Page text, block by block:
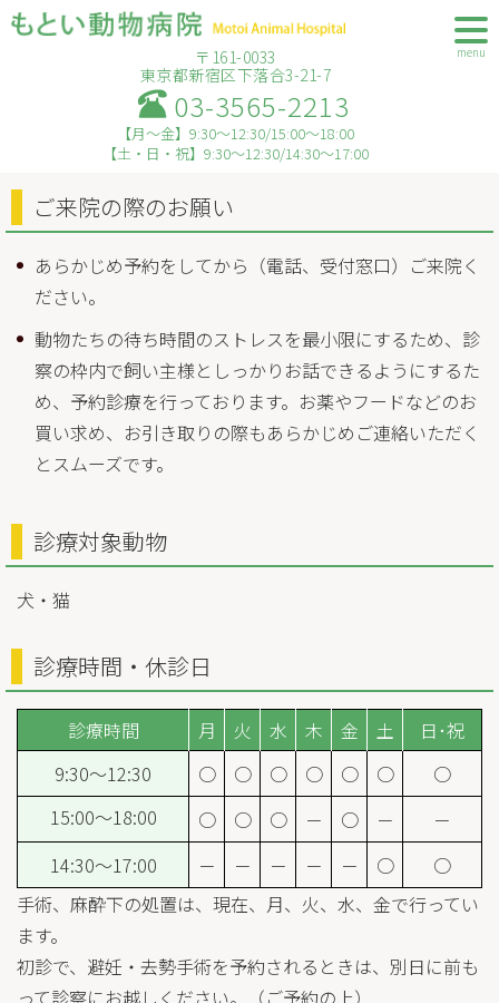
menu
〒161-0033
東京都新宿区下落合3-21-7
03-3565-2213
【月～金】9:30～12:30/15:00～18:00
【土・日・祝】9:30～12:30/14:30～17:00
ご来院の際のお願い
あらかじめ予約をしてから（電話、受付窓口）ご来院く
ださい。
動物たちの待ち時間のストレスを最小限にするため、診
察の枠内で飼い主様としっかりお話できるようにするた
め、予約診療を行っております。お薬やフードなどのお
買い求め、お引き取りの際もあらかじめご連絡いただく
とスムーズです。
診療対象動物
犬・猫
診療時間・休診日
診療時間 月 火 水 木 金 土
日･祝
9:30～12:30
○ ○ ○ ○ ○ ○
○
15:00～18:00
○ ○ ○ － ○ －
－
14:30～17:00
－ － － － － ○
○
手術、麻酔下の処置は、現在、月、火、水、金で行ってい
ます。
初診で、避妊・去勢手術を予約されるときは、別日に前も
って診察にお越しください。（ご予約の上）